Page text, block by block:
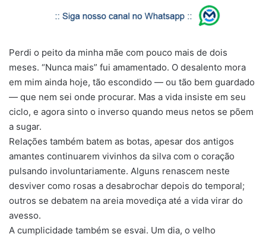
Perdi o peito da minha mãe com pouco mais de dois
meses. “Nunca mais” fui amamentado. O desalento mora
em mim ainda hoje, tão escondido — ou tão bem guardado
— que nem sei onde procurar. Mas a vida insiste em seu
ciclo, e agora sinto o inverso quando meus netos se põem
a sugar.
Relações também batem as botas, apesar dos antigos
amantes continuarem vivinhos da silva com o coração
pulsando involuntariamente. Alguns renascem neste
desviver como rosas a desabrochar depois do temporal;
outros se debatem na areia movediça até a vida virar do
avesso.
A cumplicidade também se esvai. Um dia, o velho